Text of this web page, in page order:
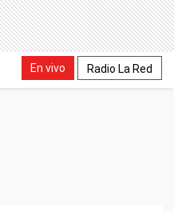
En vivo Radio La Red